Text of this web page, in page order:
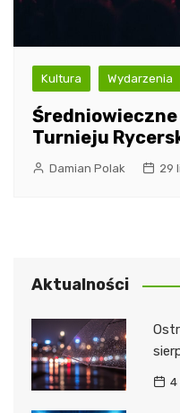
Kultura Wydarzenia
Średniowieczne
Turnieju
Damian Polak 29
Aktualności
4